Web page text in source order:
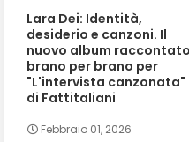
Lara Dei: Identità,
desiderio e canzoni. Il
nuovo album raccontato
brano per brano per
"L'intervista canzonata"
di Fattitaliani
Febbraio 01, 2026